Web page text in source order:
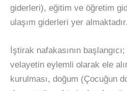
giderleri), eğitim ve öğretim
ulaşım giderleri yer almaktadır.
İştirak nafakasının
velayetin eylemli olarak ele
kurulması, doğum (Çocuğun